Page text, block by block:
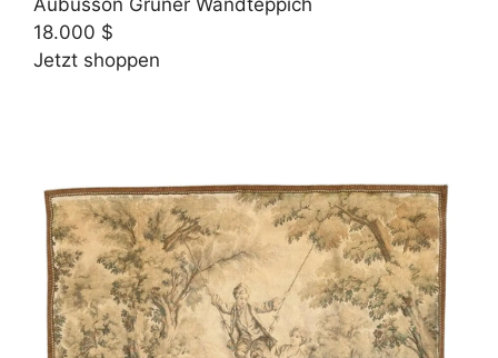
Aubusson Grüner Wandteppich
18.000 $
Jetzt shoppen